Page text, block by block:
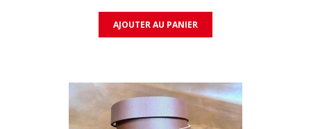
AJOUTER AU PANIER